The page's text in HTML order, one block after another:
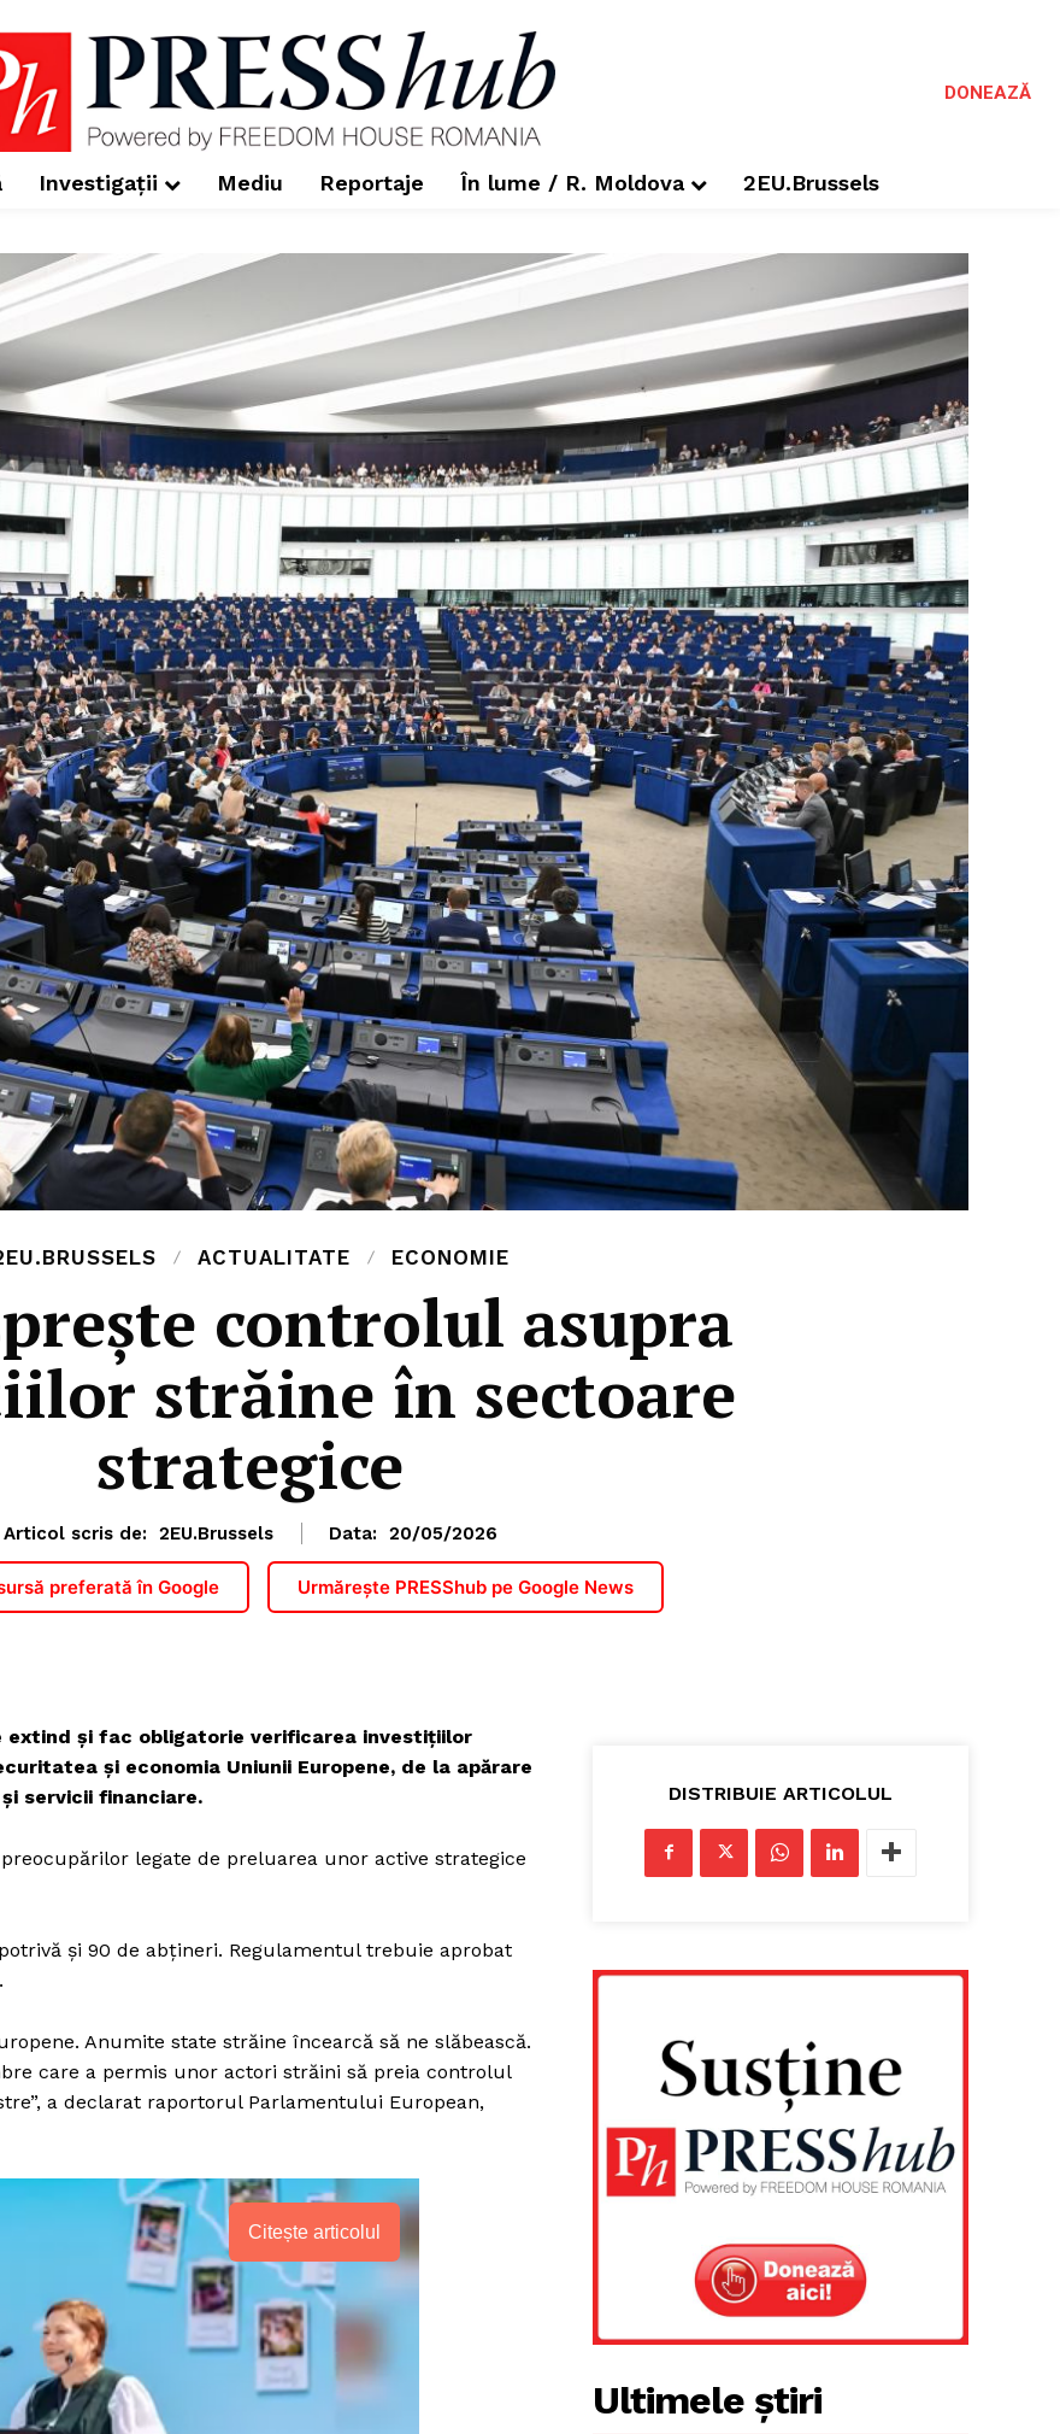
DONEAZĂ
Investigații Mediu Reportaje În lume / R. Moldova 2EU.Brussels
ACTUALITATE ECONOMIE
controlul asupra
străine în sectoare
strategice
Articol scris de: 2EU.Brussels Data: 20/05/2026
preferată în Google Urmărește PRESShub pe Google News
extind și fac obligatorie verificarea investițiilor
și economia Uniunii Europene, de la apărare
servicii financiare.
legate de preluarea unor active strategice
și 90 de abțineri. Regulamentul trebuie aprobat
Anumite state străine încearcă să ne slăbească.
care a permis unor actori străini să preia controlul
a declarat raportorul Parlamentului European,
Citește articolul
DISTRIBUIE ARTICOLUL
Ultimele știri